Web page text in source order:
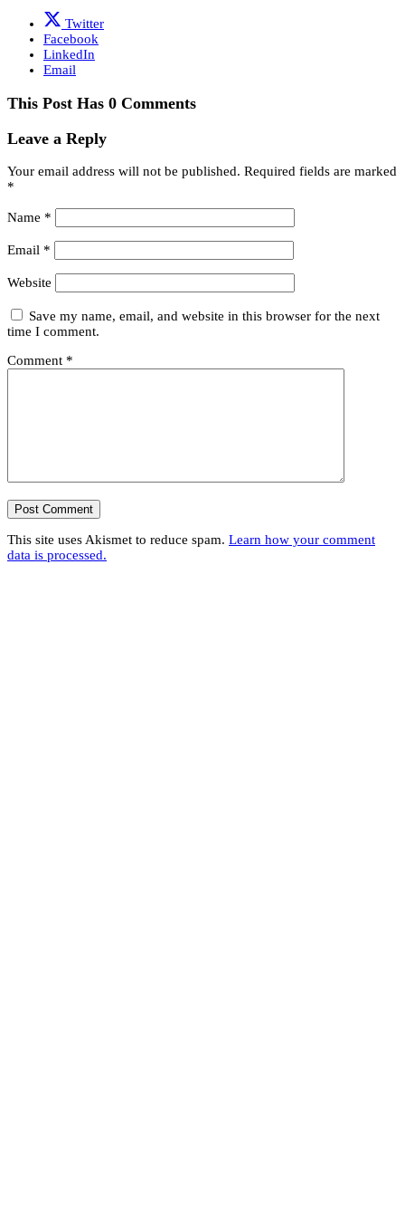
Twitter
Facebook
LinkedIn
Email
This Post Has 0 Comments
Leave a Reply
Your email address will not be published. Required fields are marked
*
Name *
Email *
Website
Save my name, email, and website in this browser for the next
time I comment.
Comment *
This site uses Akismet to reduce spam. Learn how your comment
data is processed.